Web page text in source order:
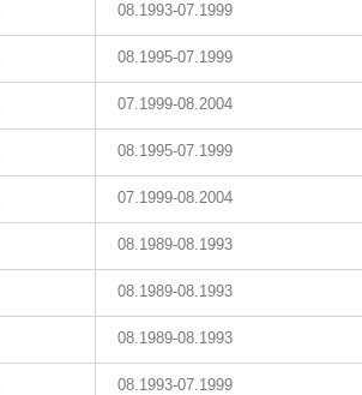
08.1993-07.1999
08.1995-07.1999
07.1999-08.2004
08.1995-07.1999
07.1999-08.2004
08.1989-08.1993
08.1989-08.1993
08.1989-08.1993
08.1993-07.1999